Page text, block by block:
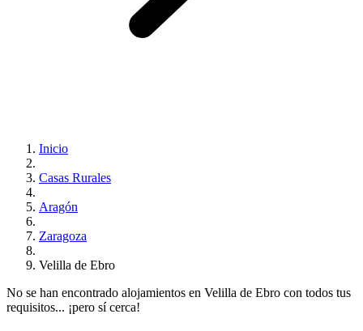
Inicio
Casas Rurales
Aragón
Zaragoza
Velilla de Ebro
No se han encontrado alojamientos en Velilla de Ebro con todos tus
requisitos... ¡pero sí cerca!